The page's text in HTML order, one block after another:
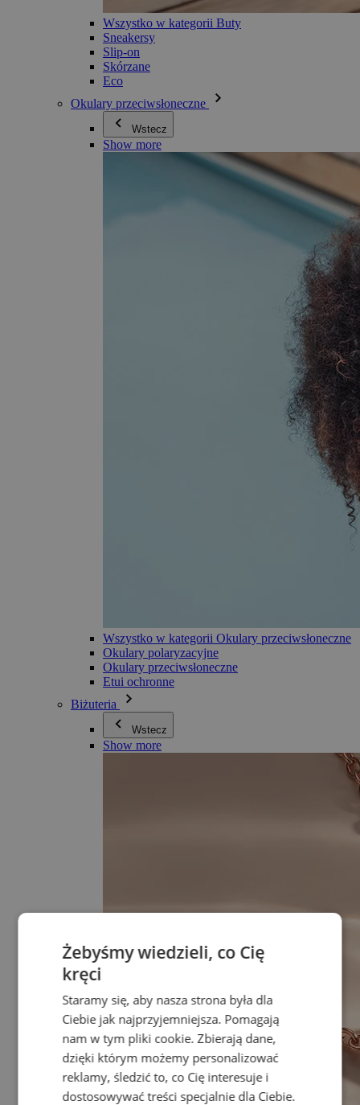
Wszystko w kategorii Buty
Sneakersy
Slip-on
Skórzane
Eco
Okulary przeciwsłoneczne
Wstecz
Show more
Wszystko w kategorii Okulary przeciwsłoneczne
Okulary polaryzacyjne
Okulary przeciwsłoneczne
Etui ochronne
Biżuteria
Wstecz
Show more
Żebyśmy wiedzieli, co Cię
kręci
Staramy się, aby nasza strona była dla
Ciebie jak najprzyjemniejsza. Pomagają
nam w tym pliki cookie. Zbierają dane,
dzięki którym możemy personalizować
reklamy, śledzić to, co Cię interesuje i
dostosowywać treści specjalnie dla Ciebie.